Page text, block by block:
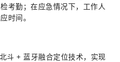
考勤；在应急情况下，工作人
时间。
斗 + 蓝牙融合定位技术，实现